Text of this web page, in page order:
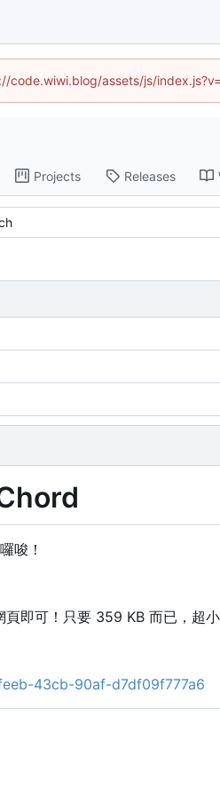
assets/js/
Projects Releases
唆！
即可！只要 359 KB 而已，超小
43cb-90af-d7df09f777a6